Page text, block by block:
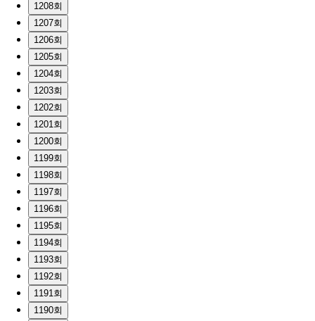
1208회
1207회
1206회
1205회
1204회
1203회
1202회
1201회
1200회
1199회
1198회
1197회
1196회
1195회
1194회
1193회
1192회
1191회
1190회